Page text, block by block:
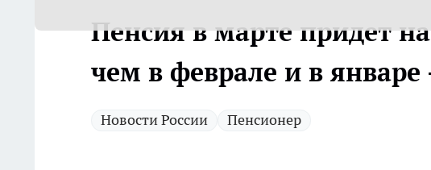
Пенсия в марте придет
чем в феврале и в январе
Новости России Пенсионер